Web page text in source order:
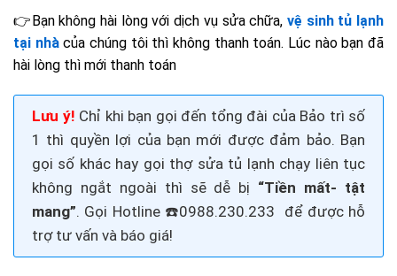
👉Bạn không hài lòng với dịch vụ sửa chữa, vệ sinh tủ lạnh
tại nhàcủa chúng tôi thì không thanh toán. Lúc nào bạn đã
hài lòng thì mới thanh toán
Lưu ý! Chỉ khi bạn gọi đến tổng đài của Bảo trì số
1 thì quyền lợi của bạn mới được đảm bảo. Bạn
gọi số khác hay gọi thợ sửa tủ lạnh chạy liên tục
không ngắt ngoài thì sẽ dễ bị “Tiền mất- tật
mang”. Gọi Hotline ☎️0988.230.233
để được hỗ
trợ tư vấn và báo giá!